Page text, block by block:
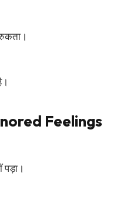
Feelings
पड़ा।